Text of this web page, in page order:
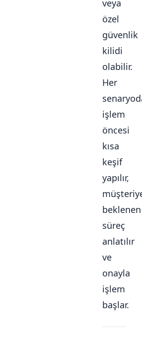
veya
özel
güvenlik
kilidi
olabilir.
Her
işlem
öncesi
kısa
keşif
yapılır,
beklenen
süreç
anlatılır
ve
onayla
işlem
başlar.